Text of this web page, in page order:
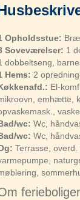
Opholdsstue:
Soveværelser: 1
dobbeltseng,
Hems: 2
El-
emhætte,
wc: Wc,
wc: Wc,
Terrasse,